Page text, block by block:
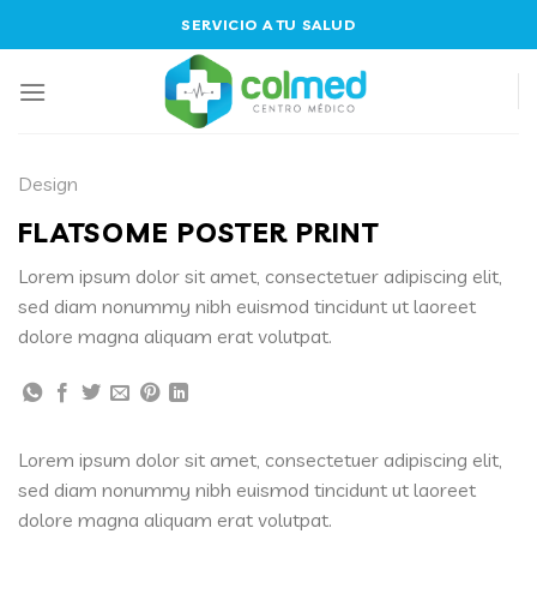
to
SERVICIO A TU SALUD
Design
FLATSOME POSTER PRINT
Lorem ipsum dolor sit amet, consectetuer adipiscing elit,
sed diam nonummy nibh euismod tincidunt ut laoreet
dolore magna aliquam erat volutpat.
Lorem ipsum dolor sit amet, consectetuer adipiscing elit,
sed diam nonummy nibh euismod tincidunt ut laoreet
dolore magna aliquam erat volutpat.